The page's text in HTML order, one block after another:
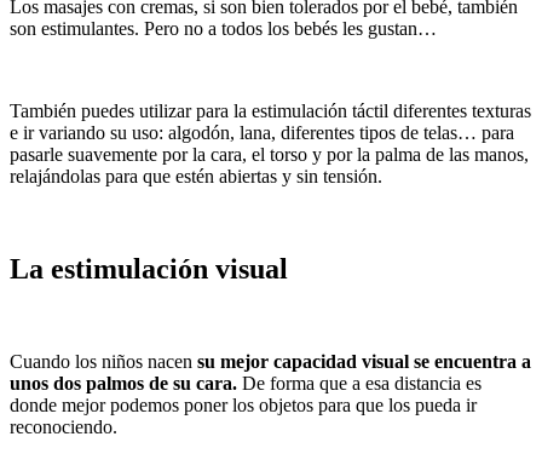
Los masajes con cremas, si son bien tolerados por el bebé, también
son estimulantes. Pero no a todos los bebés les gustan…
También puedes utilizar para la estimulación táctil diferentes texturas
e ir variando su uso: algodón, lana, diferentes tipos de telas… para
pasarle suavemente por la cara, el torso y por la palma de las manos,
relajándolas para que estén abiertas y sin tensión.
La estimulación visual
Cuando los niños nacen su mejor capacidad visual se encuentra a
unos dos palmos de su cara. De forma que a esa distancia es
donde mejor podemos poner los objetos para que los pueda ir
reconociendo.